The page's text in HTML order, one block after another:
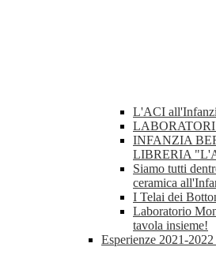
L'ACI
INFANZIA
LIBRERIA
Siamo tutti
ceramica
I Telai dei
Laboratorio
tavola insieme!
Esperienze 2021-